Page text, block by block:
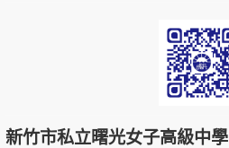
新竹市私立曙光女子高級中學